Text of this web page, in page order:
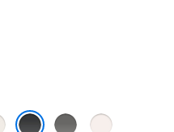
stellaire
Gris
Rose